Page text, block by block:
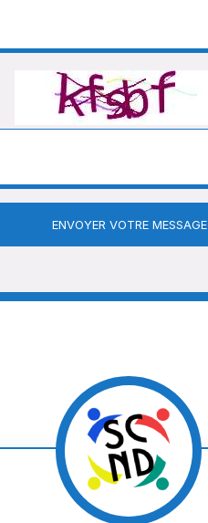
ENVOYER VOTRE MESSAGE